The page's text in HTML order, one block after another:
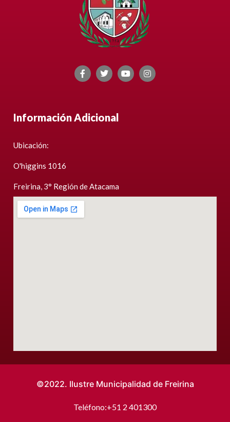
Información Adicional
Ubicación:
O'higgins 1016
Freirina, 3° Región de Atacama
©2022. Ilustre Municipalidad de Freirina
Teléfono:+51 2 401300